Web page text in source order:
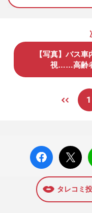
【写真】バス
視……高齢
1
facebo
ok い
X ポス
ト
タレコミ